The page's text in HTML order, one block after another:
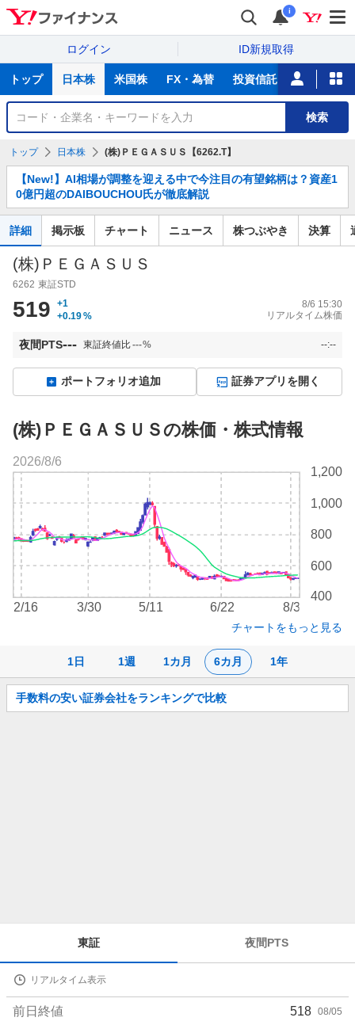
i
ログイン ID新規取得
サ
トップ 日本株 米国株 FX・為替 投資信託 ニュース
銘
検
検索
トップ 日本株 (株)ＰＥＧＡＳＵＳ【6262.T】
知
ら
せ
【New!】AI相場が調整を迎える中で今注目の有望銘柄は？資産1
0億円超のDAIBOUCHOU氏が徹底解説
詳細 掲示板 チャート ニュース 株つぶやき 決算
(株)ＰＥＧＡＳＵＳ
6262 東証STD
519
+1
+0.19%
8/6 15:30
リアルタイム株価
夜間PTS--- 東証終値比---% --:--
ポートフォリオ追加 証券アプリを開く
(株)ＰＥＧＡＳＵＳの株価・株式情報
1日 1週 1カ月 6カ月 1年
400
600
800
1,000
1,200
2/16 3/30 5/11 6/22 8/3
2026/8/6
チャートをもっと見る
お
知
手数料の安い証券会社をランキングで比較
詳
値
東証 夜間PTS
リアルタイム表示
前日終値 518 08/05